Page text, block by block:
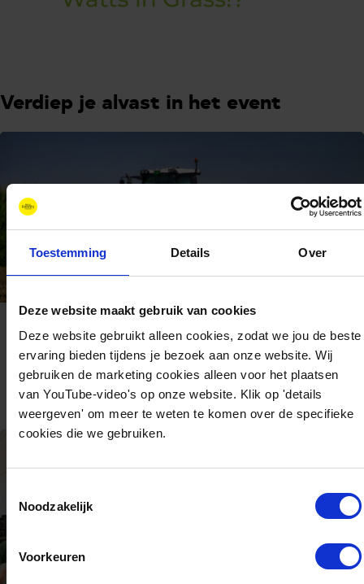
Toestemming Details Over
Deze website maakt gebruik van cookies
Deze website gebruikt alleen cookies, zodat we jou de beste
ervaring bieden tijdens je bezoek aan onze website. Wij
gebruiken de marketing cookies alleen voor het plaatsen
van YouTube-video's op onze website. Klik op 'details
weergeven' om meer te weten te komen over de specifieke
cookies die we gebruiken.
Noodzakelijk
Voorkeuren
Verdiep je alvast in het event
Onderzoek
Watts in Grass!?
Samenwerking NL-DE dat gras en digestaat inzet voor
duurzame energie en producten.